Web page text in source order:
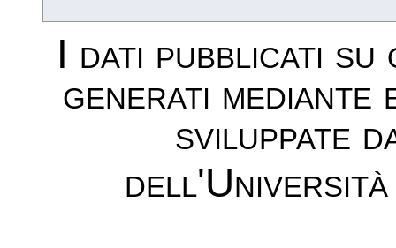
I dati pubblicati su
generati mediante
sviluppate